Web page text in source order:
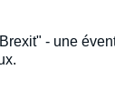
- une